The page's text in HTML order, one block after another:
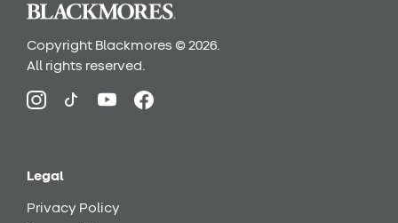
Copyright Blackmores © 2026.
All rights reserved.
Legal
Privacy Policy